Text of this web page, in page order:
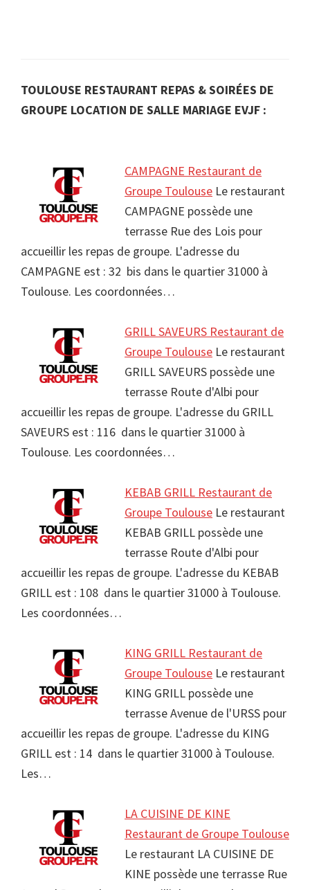
TOULOUSE RESTAURANT REPAS & SOIRÉES DE
GROUPE LOCATION DE SALLE MARIAGE EVJF :
CAMPAGNE Restaurant de
Groupe Toulouse Le restaurant
CAMPAGNE possède une
terrasse Rue des Lois pour
accueillir les repas de groupe. L'adresse du
CAMPAGNE est : 32 bis dans le quartier 31000 à
Toulouse. Les coordonnées…
GRILL SAVEURS Restaurant de
Groupe Toulouse Le restaurant
GRILL SAVEURS possède une
terrasse Route d'Albi pour
accueillir les repas de groupe. L'adresse du GRILL
SAVEURS est : 116 dans le quartier 31000 à
Toulouse. Les coordonnées…
KEBAB GRILL Restaurant de
Groupe Toulouse Le restaurant
KEBAB GRILL possède une
terrasse Route d'Albi pour
accueillir les repas de groupe. L'adresse du KEBAB
GRILL est : 108 dans le quartier 31000 à Toulouse.
Les coordonnées…
KING GRILL Restaurant de
Groupe Toulouse Le restaurant
KING GRILL possède une
terrasse Avenue de l'URSS pour
accueillir les repas de groupe. L'adresse du KING
GRILL est : 14 dans le quartier 31000 à Toulouse.
Les…
LA CUISINE DE KINE
Restaurant de Groupe Toulouse
Le restaurant LA CUISINE DE
KINE possède une terrasse Rue